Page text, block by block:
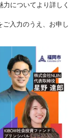
についてより詳しく
入力のうえ、お申し